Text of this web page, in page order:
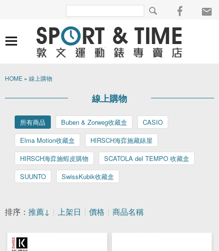
HOME » 線上購物
線上購物
所有商品 Buben & Zorweg收藏盒
CASIO
Elma Motion收藏盒
HIRSCH海弈施藏錶屋
HIRSCH海弈施蝦皮購物
SCATOLA del TEMPO 收藏盒
SUUNTO
SwissKubik收藏盒
排序： 推薦↓ 上架日 價格 商品名稱